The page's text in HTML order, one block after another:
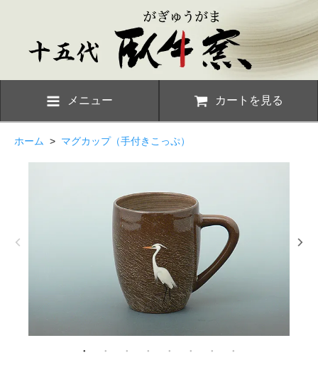
メニュー カートを見る
ホーム > マグカップ（手付きこっぷ）